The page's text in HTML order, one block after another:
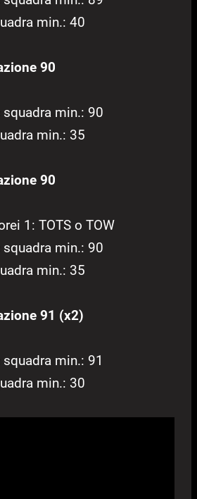
min.: 40
90
min.: 90
min.: 35
90
1: TOTS o TOW
min.: 90
min.: 35
91 (x2)
min.: 91
min.: 30